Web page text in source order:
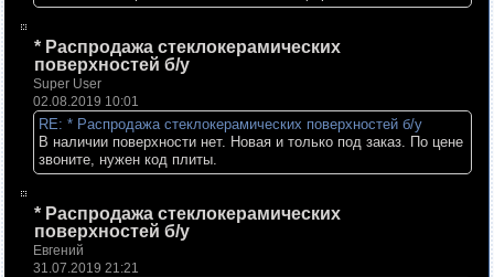
* Распродажа стеклокерамических
поверхностей б/у
Super User
02.08.2019 10:01
RE: * Распродажа стеклокерамических поверхностей б/у
В наличии поверхности нет. Новая и только под заказ. По цене
звоните, нужен код плиты.
* Распродажа стеклокерамических
поверхностей б/у
Евгений
31.07.2019 21:21